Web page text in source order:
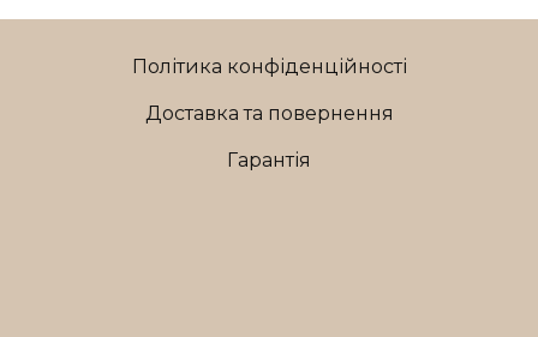
Політика конфіденційності
Доставка та повернення
Гарантія